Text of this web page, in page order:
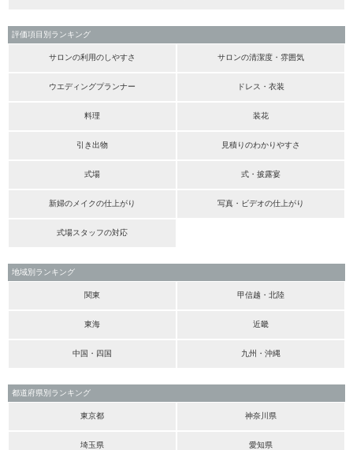
評価項目別ランキング
サロンの利用のしやすさ サロンの清潔度・雰囲気
ウエディングプランナー ドレス・衣装
料理 装花
引き出物 見積りのわかりやすさ
式場 式・披露宴
新婦のメイクの仕上がり 写真・ビデオの仕上がり
式場スタッフの対応
地域別ランキング
関東 甲信越・北陸
東海 近畿
中国・四国 九州・沖縄
都道府県別ランキング
東京都 神奈川県
埼玉県 愛知県